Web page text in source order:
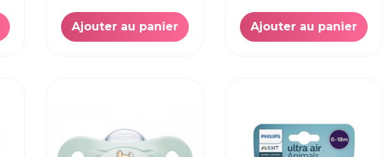
Ajouter au panier Ajouter au panier